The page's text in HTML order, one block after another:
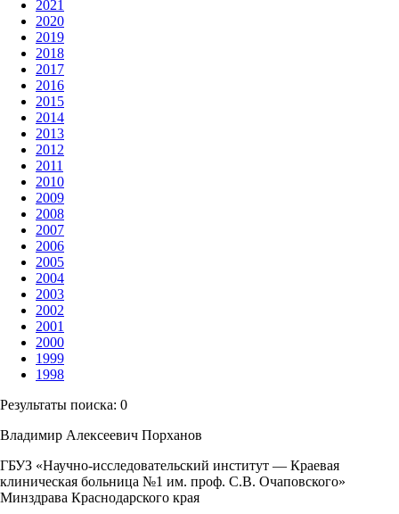
2021
2020
2019
2018
2017
2016
2015
2014
2013
2012
2011
2010
2009
2008
2007
2006
2005
2004
2003
2002
2001
2000
1999
1998
Результаты поиска: 0
Владимир Алексеевич Порханов
ГБУЗ «Научно-исследовательский институт — Краевая
клиническая больница №1 им. проф. С.В. Очаповского»
Минздрава Краснодарского края